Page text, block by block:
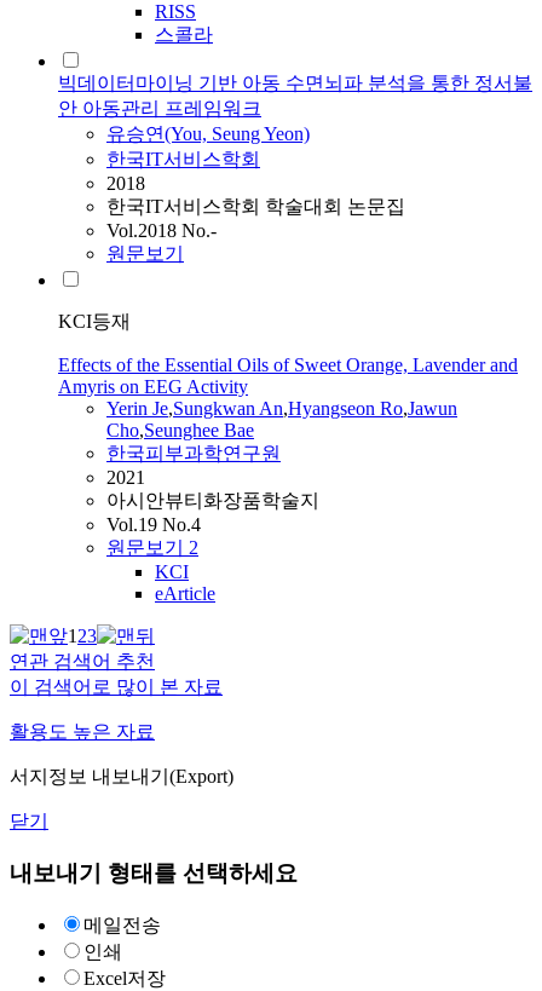
RISS
스콜라
빅데이터마이닝 기반 아동 수면뇌파 분석을 통한 정서불
안 아동관리 프레임워크
유승연(You, Seung Yeon)
한국IT서비스학회
2018
한국IT서비스학회 학술대회 논문집
Vol.2018 No.-
원문보기
KCI등재
Effects of the Essential Oils of Sweet Orange, Lavender and
Amyris on EEG Activity
Yerin Je,Sungkwan An,Hyangseon Ro,Jawun
Cho,Seunghee Bae
한국피부과학연구원
2021
아시안뷰티화장품학술지
Vol.19 No.4
원문보기 2
KCI
eArticle
123
연관 검색어 추천
이 검색어로 많이 본 자료
활용도 높은 자료
서지정보 내보내기(Export)
닫기
내보내기 형태를 선택하세요
메일전송
인쇄
Excel저장